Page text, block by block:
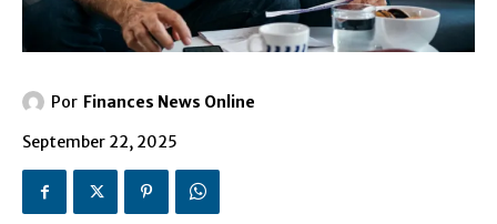
Por Finances News Online
September 22, 2025